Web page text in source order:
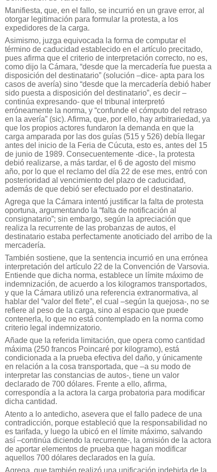
Manifiesta, que, en el fallo, se incurrió en un grave error, al
otorgar legitimación para formular la protesta, a los
expedidores de la carga.
Asimismo, juzga equivocada la forma de computar el
término de caducidad establecido en el artículo precitado,
pues afirma que el criterio de interpretación correcto, no es,
como dijo la Cámara, “desde que la mercadería fue puesta a
disposición del destinatario” (solución –dice- apta para los
casos de avería) sino “desde que la mercadería debió haber
sido puesta a disposición del destinatario”, es decir –
continúa expresando- que el tribunal interpretó
erróneamente la norma, y “confunde el cómputo del retraso
en la avería” (sic). Afirma, que, por ello, hay arbitrariedad, ya
que los propios actores fundaron la demanda en que la
carga amparada por las dos guías (515 y 526) debía llegar
antes del inicio de la Feria de Cúcuta, esto es, antes del 15
de junio de 1989. Consecuentemente -dice-, la protesta
debió realizarse, a más tardar, el 6 de agosto del mismo
año, por lo que el reclamo del día 22 de ese mes, entró con
posterioridad al vencimiento del plazo de caducidad,
además de que debió ser efectuado por el destinatario.
Agrega que la Cámara intentó justificar la falta de protesta
oportuna, argumentando la “falta de notificación al
consignatario”; sin embargo, según la apreciación que
realiza la recurrente de las probanzas de autos, el
destinatario estaba perfectamente anoticiado del arribo de la
mercadería.
También sostiene, que la sentencia incurrió en una errónea
interpretación del artículo 22 de la Convención de Varsovia.
Entiende que dicha norma, establece un límite máximo de
indemnización, de acuerdo a los kilogramos transportados,
y que la Cámara utilizó una referencia extranormativa, al
hablar del “valor del flete”, el cual –según la quejosa-, no se
refiere al peso de la carga, sino al espacio que puede
contenerla, lo que no está contemplado en la norma como
criterio legal indemnizatorio.
Añade que la referida limitación, que opera como cantidad
máxima (250 francos Poincaré por kilogramo), está
condicionada a la prueba efectiva del daño, y únicamente
en relación a la cosa transportada, que –a su modo de
interpretar las constancias de autos-, tiene un valor
declarado de 700 dólares. Frente a ello, afirma,
correspondía a la actora la carga probatoria para modificar
dicha cantidad.
Atento a lo antedicho, asevera que el fallo padece de una
contradicción, porque estableció que la responsabilidad no
es tarifada, y luego la ubicó en el límite máximo, salvando
así –continúa diciendo la recurrente-, la omisión de la actora
de aportar elementos de prueba que hagan modificar
aquellos 700 dólares declarados en la guía.